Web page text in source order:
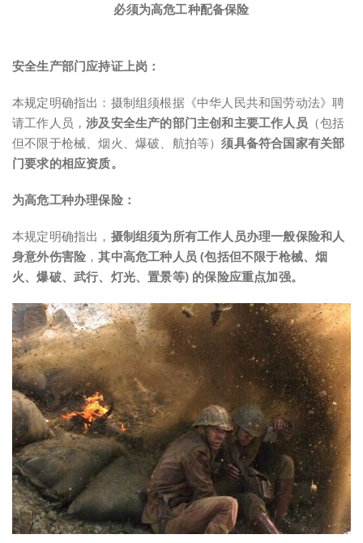
必须为高危工种配备保险
安全生产部门应持证上岗：
本规定明确指出：摄制组须根据《中华人民共和国劳动法》聘
请工作人员，涉及安全生产的部门主创和主要工作人员 （包括
但不限于枪械、烟火、爆破、航拍等）须具备符合国家有关部
门要求的相应资质。
为高危工种办理保险：
本规定明确指出， 摄制组须为所有工作人员办理一般保险和人
身意外伤害险 ，其中高危工种人员 (包括但不限于枪械、烟
火、爆破、武行、灯光、置景等) 的保险应重点加强。